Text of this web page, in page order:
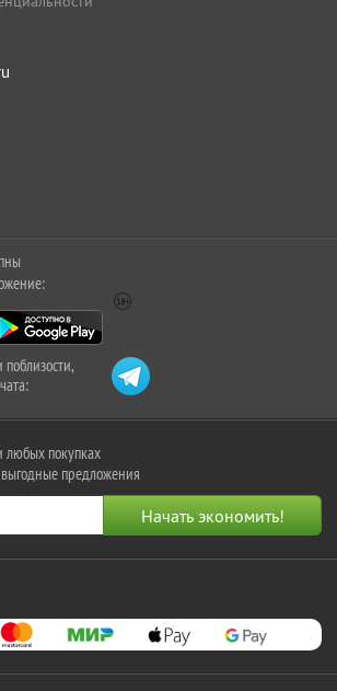
любых покупках
предложения